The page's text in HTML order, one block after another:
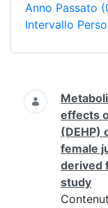
Anno Passato
Intervallo
Ricerca
effects
(DEHP)
female
derived
study